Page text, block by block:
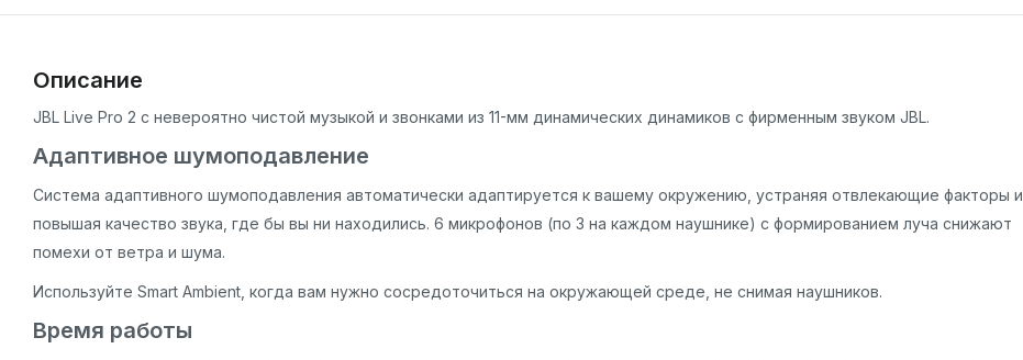
Описание
JBL Live Pro 2 с невероятно чистой музыкой и звонками из 11-мм динамических динамиков с фирменным звуком JBL.
Адаптивное шумоподавление
Система адаптивного шумоподавления автоматически адаптируется к вашему окружению, устраняя отвлекающие факторы и
повышая качество звука, где бы вы ни находились. 6 микрофонов (по 3 на каждом наушнике) с формированием луча снижают
помехи от ветра и шума.
Используйте Smart Ambient, когда вам нужно сосредоточиться на окружающей среде, не снимая наушников.
Время работы